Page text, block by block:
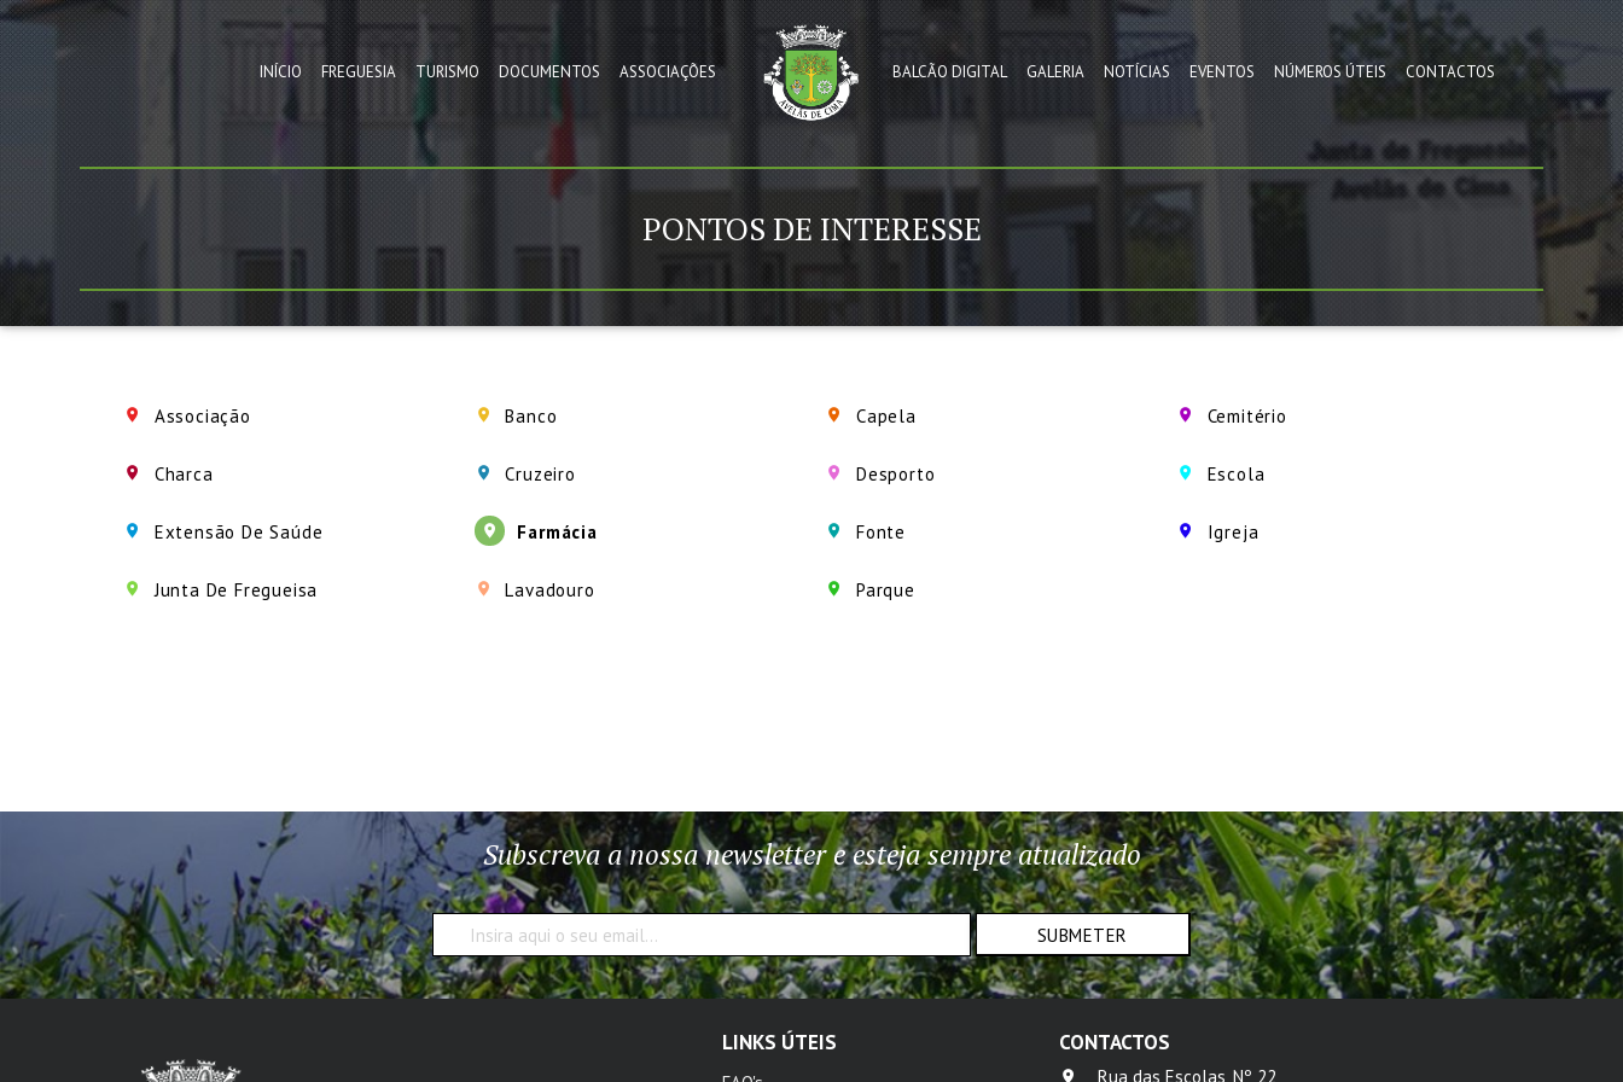
INÍCIO FREGUESIA TURISMO DOCUMENTOS ASSOCIAÇÕES BALCÃO DIGITAL GALERIA NOTÍCIAS EVENTOS NÚMEROS ÚTEIS CONTACTOS
PONTOS DE INTERESSE
Associação Banco Capela Cemitério
Charca Cruzeiro Desporto Escola
Extensão De Saúde Farmácia Fonte Igreja
Junta De Fregueisa Lavadouro Parque
Subscreva a nossa newsletter e esteja sempre atualizado
SUBMETER
LINKS ÚTEIS CONTACTOS
Rua das Escolas, Nº 22